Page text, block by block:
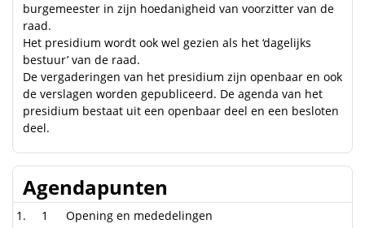
burgemeester in zijn hoedanigheid van voorzitter van de
raad.
Het presidium wordt ook wel gezien als het ‘dagelijks
bestuur’ van de raad.
De vergaderingen van het presidium zijn openbaar en ook
de verslagen worden gepubliceerd. De agenda van het
presidium bestaat uit een openbaar deel en een besloten
deel.
Agendapunten
1 Opening en mededelingen